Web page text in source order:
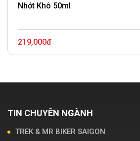
Nhớt Khô 50ml
219,000đ
TIN CHUYÊN NGÀNH
TREK & MR BIKER SAIGON